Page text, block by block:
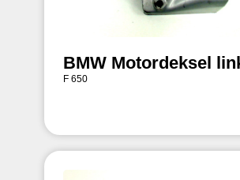
BMW Motordeksel
F 650